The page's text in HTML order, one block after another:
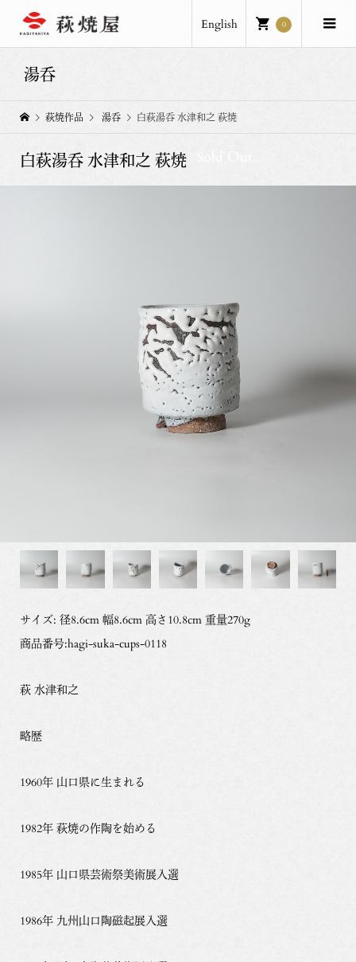
English 0
湯呑
萩焼作品 湯呑 白萩湯呑 水津和之 萩焼
白萩湯呑 水津和之 萩焼
サイズ: 径8.6cm 幅8.6cm 高さ10.8cm 重量270g
商品番号:hagi-suka-cups-0118
萩 水津和之
略歴
1960年 山口県に生まれる
1982年 萩焼の作陶を始める
1985年 山口県芸術祭美術展入選
1986年 九州山口陶磁起展入選